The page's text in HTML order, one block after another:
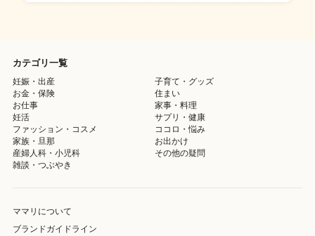
カテゴリ一覧
妊娠・出産
子育て・グッズ
お金・保険
住まい
お仕事
家事・料理
妊活
サプリ・健康
ファッション・コスメ
ココロ・悩み
家族・旦那
お出かけ
産婦人科・小児科
その他の疑問
雑談・つぶやき
ママリについて
ブランドガイドライン